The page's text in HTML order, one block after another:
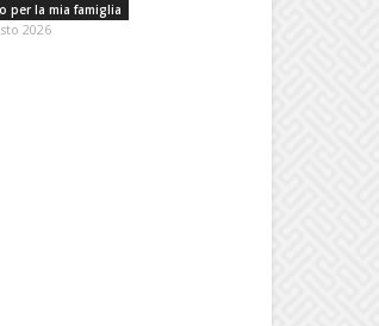
per la mia famiglia
2026